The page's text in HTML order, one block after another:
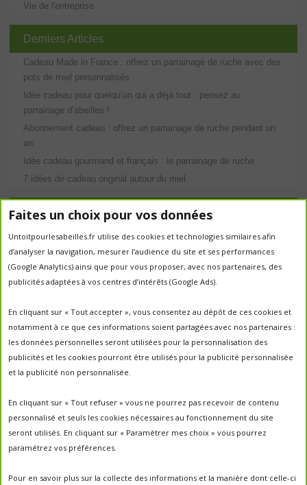
Faites un choix pour vos données
Untoitpourlesabeilles.fr utilise des cookies et technologies similaires afin
d’analyser la navigation, mesurer l’audience du site et ses performances
(Google Analytics) ainsi que pour vous proposer, avec nos partenaires, des
publicités adaptées à vos centres d’intérêts (Google Ads).
En cliquant sur « Tout accepter », vous consentez au dépôt de ces cookies et
notamment à ce que ces informations soient partagées avec nos partenaires :
les données personnelles seront utilisées pour la personnalisation des
publicités et les cookies pourront être utilisés pour la publicité personnalisée
et la publicité non personnalisée.
En cliquant sur « Tout refuser » vous ne pourrez pas recevoir de contenu
personnalisé et seuls les cookies nécessaires au fonctionnement du site
seront utilisés. En cliquant sur « Paramètrer mes choix » vous pourrez
paramétrez vos préférences.
Pour en savoir plus sur la collecte des informations et la manière dont celle-ci
Vie de l'entreprise
Derniers Articles
Cadeau Made in France : offrez un parrainage de ruche avec des
pots de miel personnalisés
Idée cadeau pour quelqu’un qui a déjà tout : pensez au
parrainage d’abeilles !
Abonnement cadeau : offrez un parrainage de ruche pendant un
an
Idée cadeau gourmand et français : le parrainage de ruche
7 idées de cadeau original autour du miel
Étiquettes
abeille abeille en danger abeilles animation
apiculteur apiculteurs apiculture apiculture
autrefois biodiversité Chantal Jacquot et Yves Robert
essaimage essaim sauvage fleurs la vie de la
ruche Maroc miel miel; production;abeilles
miel
français
parrainage de ruche
parrainer une ruche pesticides
portes ouvertes
rencontre apiculteurs ruche récolte récolte miel
saison2017 saison2018 saison apicole sauvage un
toit pour les abeilles untoitpourlesabeilles
Un Toit Pour Les Abeilles; abeilles; miel